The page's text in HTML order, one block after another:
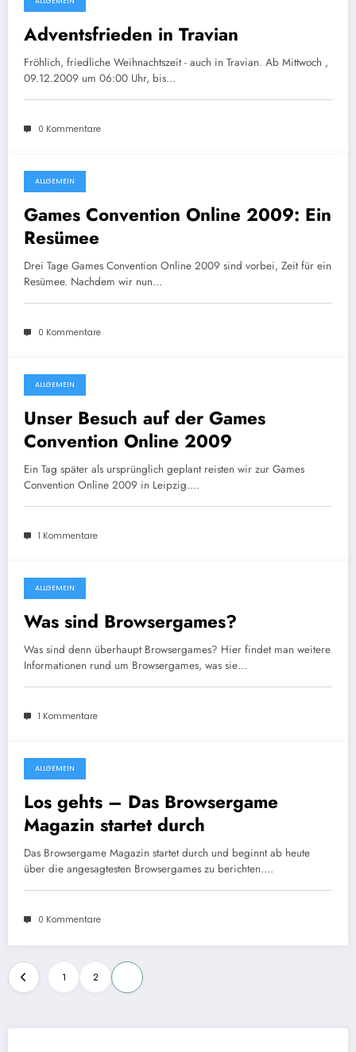
7. Dezember 2009
Adventsfrieden in Travian
Fröhlich, friedliche Weihnachtszeit - auch in Travian. Ab Mittwoch ,
09.12.2009 um 06:00 Uhr, bis…
0 Kommentare
3. August 2009
ALLGEMEIN
Games Convention Online 2009: Ein
Resümee
Drei Tage Games Convention Online 2009 sind vorbei, Zeit für ein
Resümee. Nachdem wir nun…
0 Kommentare
3. August 2009
ALLGEMEIN
Unser Besuch auf der Games
Convention Online 2009
Ein Tag später als ursprünglich geplant reisten wir zur Games
Convention Online 2009 in Leipzig.…
1 Kommentare
27. Juli 2009
ALLGEMEIN
Was sind Browsergames?
Was sind denn überhaupt Browsergames? Hier findet man weitere
Informationen rund um Browsergames, was sie…
1 Kommentare
27. Juli 2009
ALLGEMEIN
Los gehts – Das Browsergame
Magazin startet durch
Das Browsergame Magazin startet durch und beginnt ab heute
über die angesagtesten Browsergames zu berichten.…
0 Kommentare
Seitennummerierung
der
Beiträge
1 2